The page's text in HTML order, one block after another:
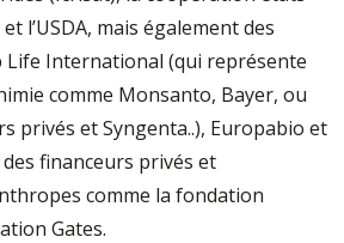
l’USDA, mais également des
Life International (qui représente
comme Monsanto, Bayer, ou
privés et Syngenta..), Europabio et
financeurs privés et
comme la fondation
Gates.